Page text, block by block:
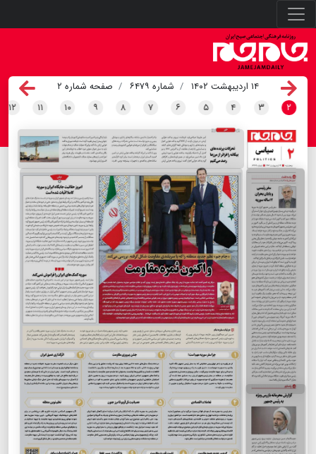
۱۴ اردیبهشت ۱۴۰۲ شماره ۶۴۷۹
صفحه شماره ۲
۲ ۳ ۴ ۵ ۶ ۷ ۸ ۹ ۱۰ ۱۱ ۱۲